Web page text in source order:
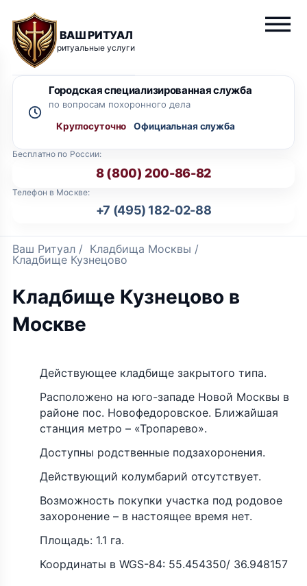
ВАШ РИТУАЛ
ритуальные услуги
Бесплатно по России:
8 (800) 200-86-82
Телефон в Москве:
+7 (495) 182-02-88
Городская специализированная служба
по вопросам похоронного дела
Круглосуточно
Ваш Ритуал / Кладбища Москвы /
Кладбище Кузнецово
Кладбище Кузнецово в
Москве
Действующее кладбище закрытого типа.
Расположено на юго-западе Новой Москвы в
районе пос. Новофедоровское. Ближайшая
станция метро – «Тропарево».
Доступны родственные подзахоронения.
Действующий колумбарий отсутствует.
Возможность покупки участка под родовое
захоронение – в настоящее время нет.
Площадь: 1.1 га.
Координаты в WGS-84: 55.454350/ 36.948157